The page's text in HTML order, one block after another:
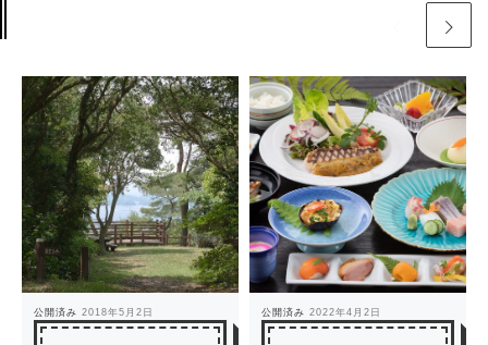
公開済み 2018年5月2日 公開済み 2022年4月2日